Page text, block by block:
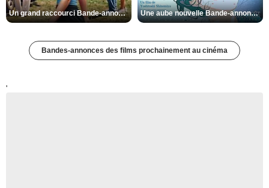
Un grand raccourci Bande-annonce VF Une aube nouvelle Bande-annonce VO STFR
Bandes-annonces des films prochainement au cinéma
'